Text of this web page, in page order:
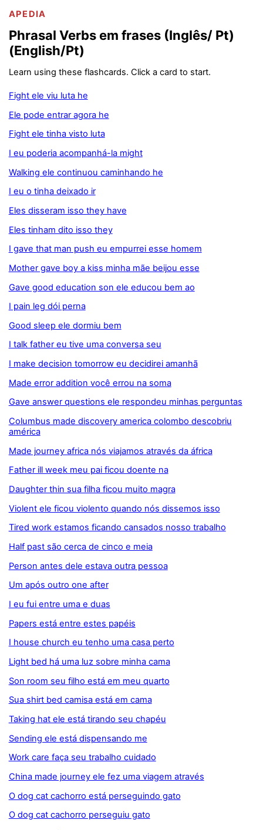
APEDIA
Phrasal Verbs em frases (Inglês/ Pt)
(English/Pt)
Learn using these flashcards. Click a card to start.
Fight ele viu luta he
Ele pode entrar agora he
Fight ele tinha visto luta
I eu poderia acompanhá-la might
Walking ele continuou caminhando he
I eu o tinha deixado ir
Eles disseram isso they have
Eles tinham dito isso they
I gave that man push eu empurrei esse homem
Mother gave boy a kiss minha mãe beijou esse
Gave good education son ele educou bem ao
I pain leg dói perna
Good sleep ele dormiu bem
I talk father eu tive uma conversa seu
I make decision tomorrow eu decidirei amanhã
Made error addition você errou na soma
Gave answer questions ele respondeu minhas perguntas
Columbus made discovery america colombo descobriu
américa
Made journey africa nós viajamos através da áfrica
Father ill week meu pai ficou doente na
Daughter thin sua filha ficou muito magra
Violent ele ficou violento quando nós dissemos isso
Tired work estamos ficando cansados nosso trabalho
Half past são cerca de cinco e meia
Person antes dele estava outra pessoa
Um após outro one after
I eu fui entre uma e duas
Papers está entre estes papéis
I house church eu tenho uma casa perto
Light bed há uma luz sobre minha cama
Son room seu filho está em meu quarto
Sua shirt bed camisa está em cama
Taking hat ele está tirando seu chapéu
Sending ele está dispensando me
Work care faça seu trabalho cuidado
China made journey ele fez uma viagem através
O dog cat cachorro está perseguindo gato
O dog cat cachorro perseguiu gato